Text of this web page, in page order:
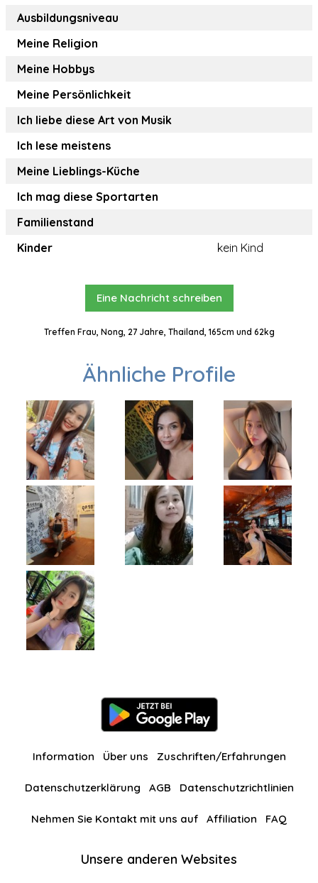
Ausbildungsniveau
Meine Religion
Meine Hobbys
Meine Persönlichkeit
Ich liebe diese Art von Musik
Ich lese meistens
Meine Lieblings-Küche
Ich mag diese Sportarten
Familienstand
Kinder
kein Kind
Eine Nachricht schreiben
Treffen Frau, Nong, 27 Jahre, Thailand, 165cm und 62kg
Ähnliche Profile
Information Über uns Zuschriften/Erfahrungen
Datenschutzerklärung AGB Datenschutzrichtlinien
Nehmen Sie Kontakt mit uns auf Affiliation FAQ
Unsere anderen Websites